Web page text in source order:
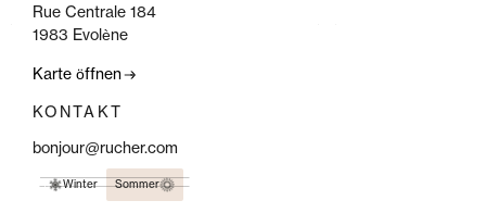
Rue Centrale 184
1983 Evolène
Karte öffnen
KONTAKT
bonjour@rucher.com
Winter Sommer